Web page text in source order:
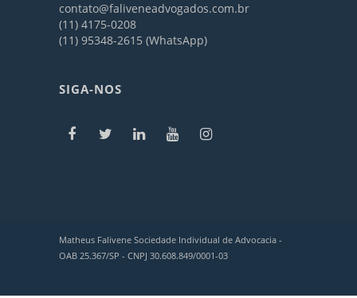
contato@faliveneadvogados.com.br
(11) 4175-0208
(11) 95348-2615 (WhatsApp)
SIGA-NOS
Matheus Falivene Sociedade Individual de Advocacia -
OAB 25.367/SP - CNPJ 30.608.849/0001-03